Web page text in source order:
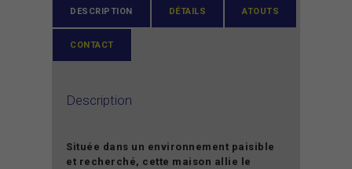
DESCRIPTION DÉTAILS ATOUTS
CONTACT
Description
Située dans un environnement paisible
et recherché, cette maison allie le